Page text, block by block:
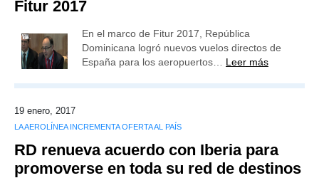
Fitur 2017
En el marco de Fitur 2017, República
Dominicana logró nuevos vuelos directos de
España para los aeropuertos… Leer más
19 enero, 2017
LA AEROLÍNEA INCREMENTA OFERTA AL PAÍS
RD renueva acuerdo con Iberia para
promoverse en toda su red de destinos